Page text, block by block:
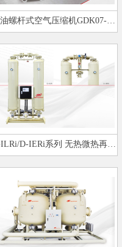
微油螺杆式空气压缩机GDK07-75kW…
D-ILRi/D-IERi系列 无热微热再生…